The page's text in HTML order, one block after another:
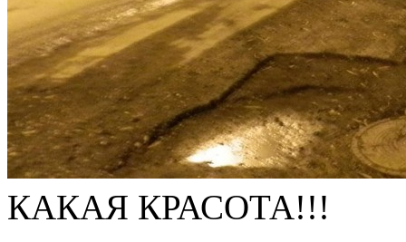
КАКАЯ КРАСОТА!!!